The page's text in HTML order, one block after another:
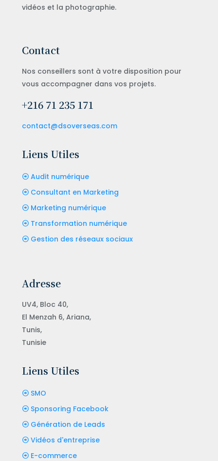
vidéos et la photographie.
Contact
Nos conseillers sont à votre disposition pour
vous accompagner dans vos projets.
+216 71 235 171
contact@dsoverseas.com
Liens Utiles
Audit numérique
Consultant en Marketing
Marketing numérique
Transformation numérique
Gestion des réseaux sociaux
Adresse
UV4, Bloc 40,
El Menzah 6, Ariana,
Tunis,
Tunisie
Liens Utiles
SMO
Sponsoring Facebook
Génération de Leads
Vidéos d'entreprise
E-commerce